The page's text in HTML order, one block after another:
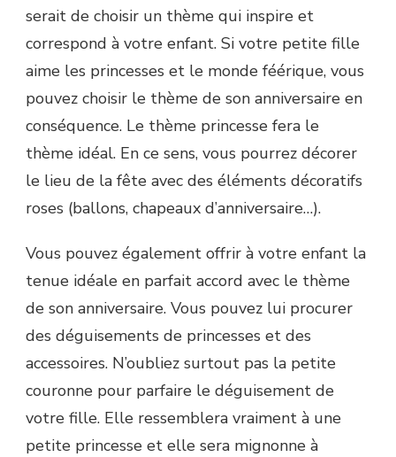
serait de choisir un thème qui inspire et
correspond à votre enfant. Si votre petite fille
aime les princesses et le monde féérique, vous
pouvez choisir le thème de son anniversaire en
conséquence. Le thème princesse fera le
thème idéal. En ce sens, vous pourrez décorer
le lieu de la fête avec des éléments décoratifs
roses (ballons, chapeaux d’anniversaire…).
Vous pouvez également offrir à votre enfant la
tenue idéale en parfait accord avec le thème
de son anniversaire. Vous pouvez lui procurer
des déguisements de princesses et des
accessoires. N’oubliez surtout pas la petite
couronne pour parfaire le déguisement de
votre fille. Elle ressemblera vraiment à une
petite princesse et elle sera mignonne à